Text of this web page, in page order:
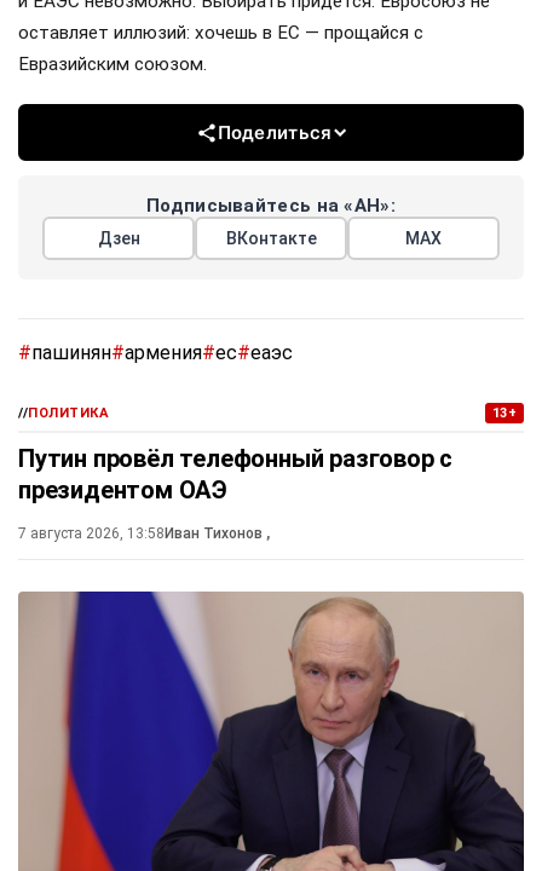
оставляет иллюзий: хочешь в ЕС — прощайся с
Евразийским союзом.
Поделиться
Подписывайтесь на «АН»:
Дзен ВКонтакте МАХ
#пашинян#армения#ес#еаэс
//ПОЛИТИКА 13+
Путин провёл телефонный разговор с
президентом ОАЭ
7 августа 2026, 13:58 Иван Тихонов ,